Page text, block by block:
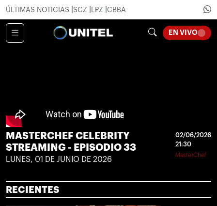
ÚLTIMAS NOTICIAS SCZ LPZ CBBA
EN VIVO
MASTERCHEF CELEBRITY
STREAMING - EPISODIO 33
LUNES, 01 DE JUNIO DE 2026
02/06/2026
21:30
MasterChef
RECIENTES